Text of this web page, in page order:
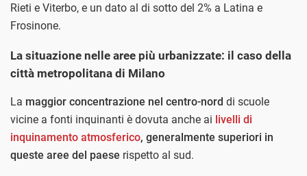
Rieti e Viterbo, e un dato al di sotto del 2% a Latina e
Frosinone.
La situazione nelle aree più urbanizzate: il caso della
città metropolitana di Milano
La maggior concentrazione nel centro-nord di scuole
vicine a fonti inquinanti è dovuta anche ai livelli di
inquinamento atmosferico, generalmente superiori in
queste aree del paese rispetto al sud.